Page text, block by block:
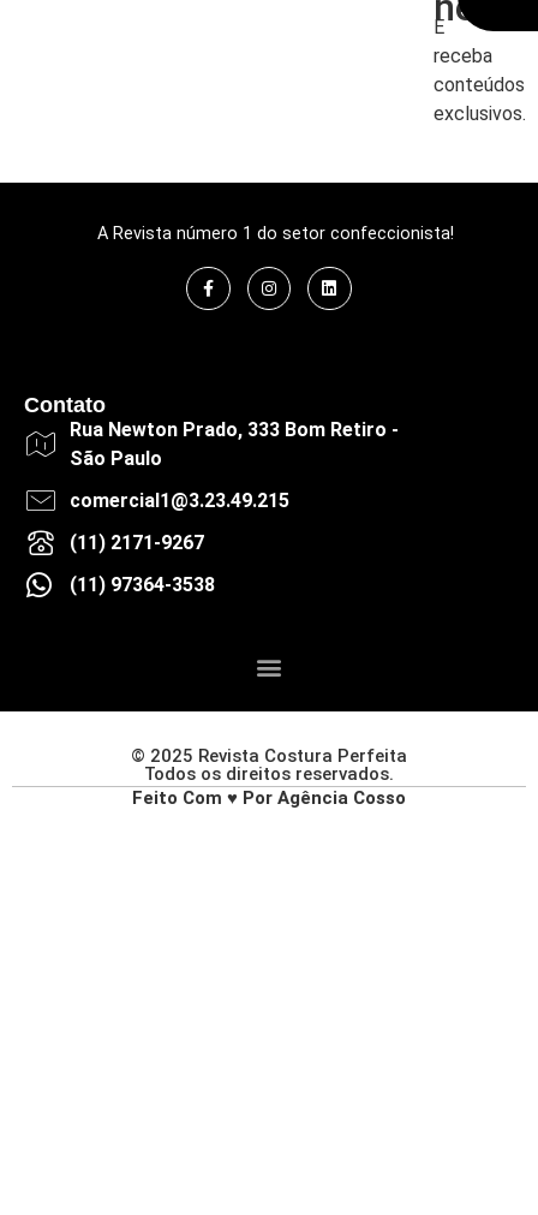
E
receba
conteúdos
exclusivos.
A Revista número 1 do setor confeccionista!
Contato
Rua Newton Prado, 333 Bom Retiro -
São Paulo
comercial1@3.23.49.215
(11) 2171-9267
(11) 97364-3538
© 2025 Revista Costura Perfeita
Todos os direitos reservados.
Feito Com ♥ Por Agência Cosso